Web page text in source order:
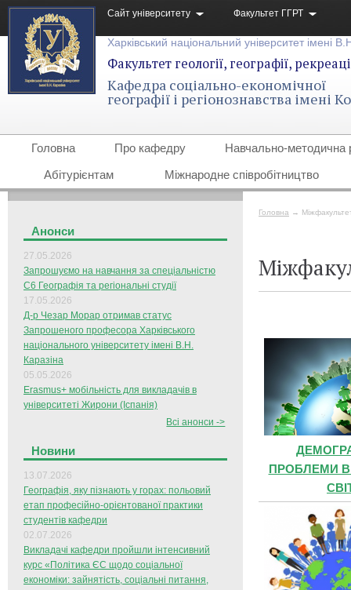
Сайт університету Факультет ГГРТ
Харківський національний університет імені
Факультет геології, географії,
Кафедра соціально-економічної
географії і регіонознавства імені
Головна Про кафедру
Навчально-методична
Абітурієнтам
Міжнародне співробітництво
Головна →
ПРОБЛЕМИ В
Анонси
27.05.2026
Запрошуємо на навчання за спеціальністю
С6 Географія та регіональні студії
17.05.2026
Д-р Чезар Морар отримав статус
Запрошеного професора Харківського
національного університету імені В.Н.
Каразіна
05.05.2026
Erasmus+ мобільність для викладачів в
університеті Жирони (Іспанія)
Всі анонси ->
Новини
13.07.2026
Географія, яку пізнають у горах: польовий
етап професійно-орієнтованої практики
студентів кафедри
02.07.2026
Викладачі кафедри пройшли інтенсивний
курс «Політика ЄС щодо соціальної
економіки: зайнятість, соціальні питання,